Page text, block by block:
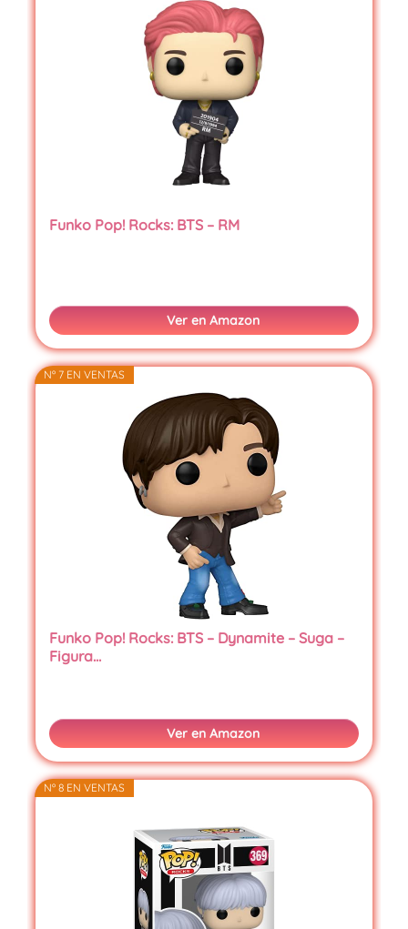
Funko Pop! Rocks: BTS – RM
Ver en Amazon
Nº 7 EN VENTAS
Funko Pop! Rocks: BTS – Dynamite – Suga –
Figura…
Ver en Amazon
Nº 8 EN VENTAS